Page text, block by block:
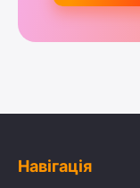
Навігація